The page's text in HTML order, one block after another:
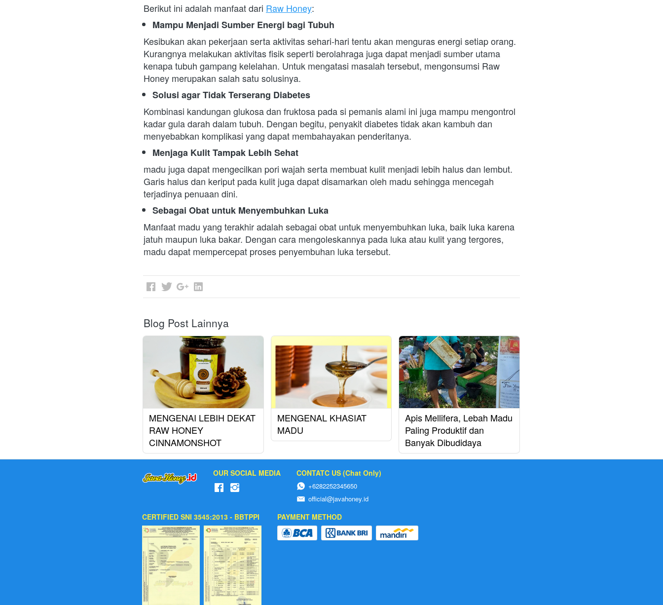
Berikut ini adalah manfaat dari Raw Honey:
Mampu Menjadi Sumber Energi bagi Tubuh
Kesibukan akan pekerjaan serta aktivitas sehari-hari tentu akan menguras energi setiap orang.
Kurangnya melakukan aktivitas fisik seperti berolahraga juga dapat menjadi sumber utama
kenapa tubuh gampang kelelahan. Untuk mengatasi masalah tersebut, mengonsumsi Raw
Honey merupakan salah satu solusinya.
Solusi agar Tidak Terserang Diabetes
Kombinasi kandungan glukosa dan fruktosa pada si pemanis alami ini juga mampu mengontrol
kadar gula darah dalam tubuh. Dengan begitu, penyakit diabetes tidak akan kambuh dan
menyebabkan komplikasi yang dapat membahayakan penderitanya.
Menjaga Kulit Tampak Lebih Sehat
madu juga dapat mengecilkan pori wajah serta membuat kulit menjadi lebih halus dan lembut.
Garis halus dan keriput pada kulit juga dapat disamarkan oleh madu sehingga mencegah
terjadinya penuaan dini.
Sebagai Obat untuk Menyembuhkan Luka
Manfaat madu yang terakhir adalah sebagai obat untuk menyembuhkan luka, baik luka karena
jatuh maupun luka bakar. Dengan cara mengoleskannya pada luka atau kulit yang tergores,
madu dapat mempercepat proses penyembuhan luka tersebut.
Blog Post Lainnya
MENGENAI LEBIH DEKAT
RAW HONEY
CINNAMONSHOT
MENGENAL KHASIAT
MADU
Apis Mellifera, Lebah Madu
Paling Produktif dan
Banyak Dibudidaya
OUR SOCIAL MEDIA CONTATC US (Chat Only)
+6282252345650
official@javahoney.id
CERTIFIED SNI 3545:2013 - BBTPPI PAYMENT METHOD